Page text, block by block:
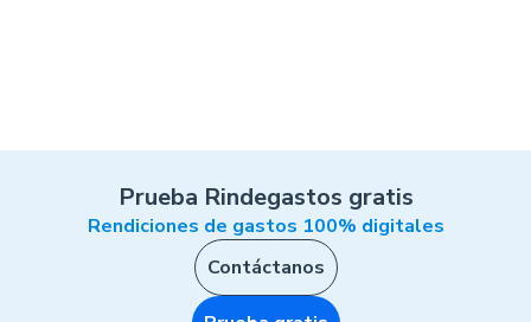
Prueba Rindegastos gratis
Rendiciones de gastos 100% digitales
Contáctanos